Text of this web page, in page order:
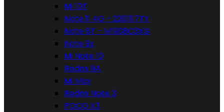
Mi 10T
Note 11 4G - 2201117TY
Note 8T - M1908C3XG
Note 9s
Mi Note 10
Redmi 9A
Mi Max
Redmi Note 3
POCO X3